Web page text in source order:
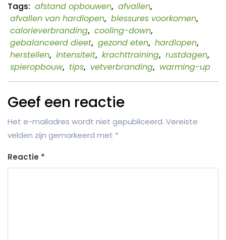
Tags: afstand opbouwen, afvallen,
afvallen van hardlopen, blessures voorkomen,
calorieverbranding, cooling-down,
gebalanceerd dieet, gezond eten, hardlopen,
herstellen, intensiteit, krachttraining, rustdagen,
spieropbouw, tips, vetverbranding, warming-up
Geef een reactie
Het e-mailadres wordt niet gepubliceerd. Vereiste
velden zijn gemarkeerd met *
Reactie *